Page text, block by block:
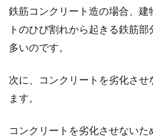
鉄筋コンクリート造の場合、建
トのひび割れから起きる鉄筋
多いのです。
次に、コンクリートを劣化させ
ます。
コンクリートを劣化させない